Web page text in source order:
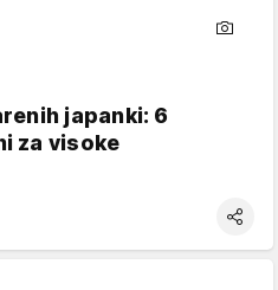
japanki: 6
za visoke